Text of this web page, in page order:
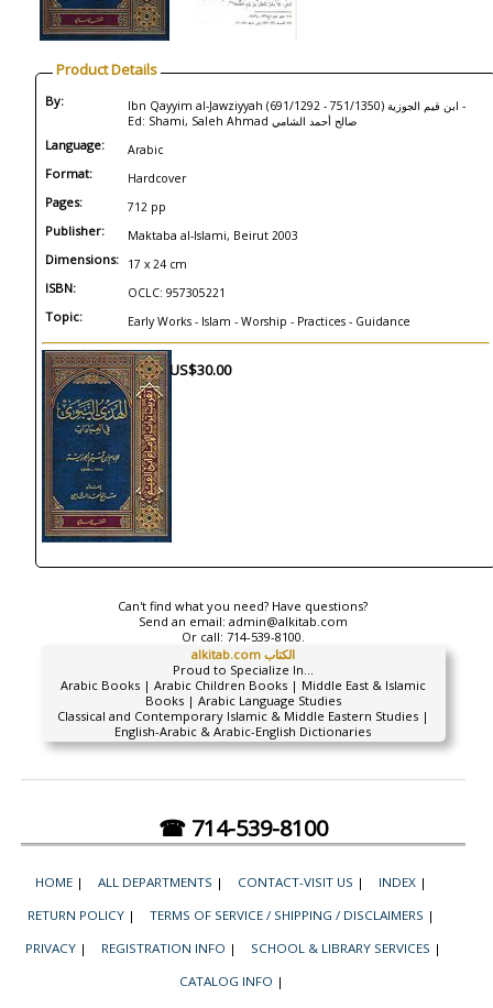
Product Details
By:
Ibn Qayyim al-Jawziyyah (691/1292 - 751/1350) ابن قيم الجوزية -
Ed: Shami, Saleh Ahmad صالح أحمد الشامي
Language: Arabic
Format: Hardcover
Pages: 712 pp
Publisher: Maktaba al-Islami, Beirut 2003
Dimensions: 17 x 24 cm
ISBN: OCLC: 957305221
Topic: Early Works - Islam - Worship - Practices - Guidance
US$30.00
Can't find what you need? Have questions?
Send an email: admin@alkitab.com
Or call: 714-539-8100.
alkitab.com الكتاب
Proud to Specialize In...
Arabic Books | Arabic Children Books | Middle East & Islamic
Books | Arabic Language Studies
Classical and Contemporary Islamic & Middle Eastern Studies |
English-Arabic & Arabic-English Dictionaries
☎ 714-539-8100
HOME | ALL DEPARTMENTS | CONTACT-VISIT US | INDEX |
RETURN POLICY | TERMS OF SERVICE / SHIPPING / DISCLAIMERS |
PRIVACY | REGISTRATION INFO | SCHOOL & LIBRARY SERVICES |
CATALOG INFO |